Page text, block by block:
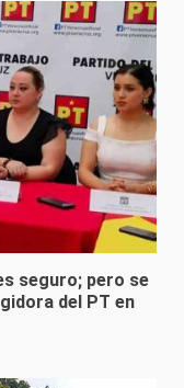
seguro; pero se
del PT en